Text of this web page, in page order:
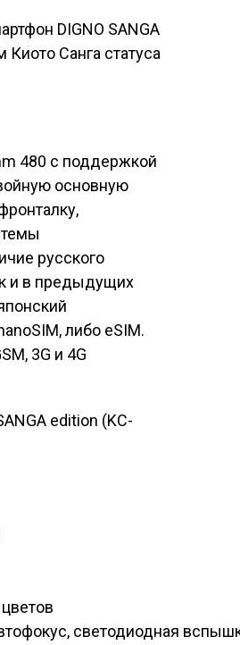
480 с поддержкой
основную
русского
и в предыдущих
либо eSIM.
3G и 4G
светодиодная